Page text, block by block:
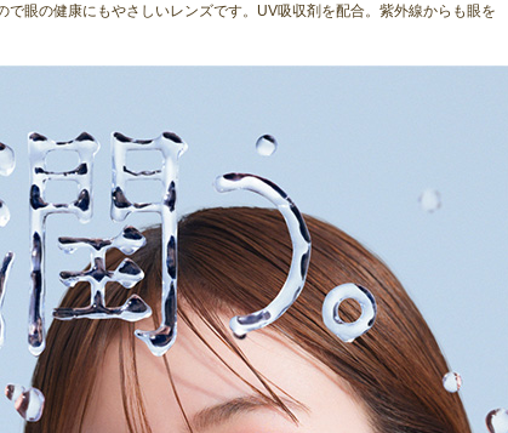
眼の健康にもやさしいレンズです。UV吸収剤を配合。紫外線からも眼を